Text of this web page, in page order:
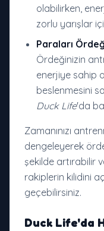
olabilirken,
zorlu yarışlar
Paraları
Ördeğinizin
enerjiye sahip
beslenmesini
Duck Life'da
Zamanınızı
dengeleyerek
şekilde artırabilir
rakiplerin kilidini
geçebilirsiniz.
Duck Life'da